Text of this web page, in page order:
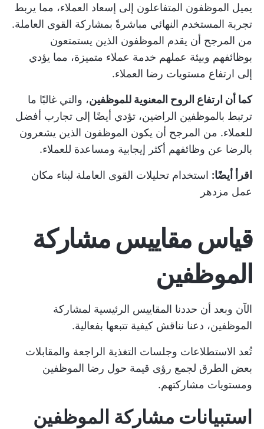
يميل الموظفون المتفاعلون إلى إسعاد العملاء، مما يربط
تجربة المستخدم النهائي مباشرةً بمشاركة القوى العاملة.
من المرجح أن يقدم الموظفون الذين يستمتعون
بوظائفهم وبيئة عملهم خدمة عملاء متميزة، مما يؤدي
إلى ارتفاع مستويات رضا العملاء.
كما أن ارتفاع الروح المعنوية للموظفين، والتي غالبًا ما
ترتبط بالموظفين الراضين، تؤدي أيضًا إلى تجارب أفضل
للعملاء. من المرجح أن يكون الموظفون الذين يشعرون
بالرضا عن وظائفهم أكثر إيجابية ومساعدة للعملاء.
اقرأ أيضًا: استخدام تحليلات القوى العاملة لبناء مكان
عمل مزدهر
قياس مقاييس مشاركة
الموظفين
الآن وبعد أن حددنا المقاييس الرئيسية لمشاركة
الموظفين، دعنا نناقش كيفية تتبعها بفعالية.
تُعد الاستطلاعات وجلسات التغذية الراجعة والمقابلات
بعض الطرق لجمع رؤى قيمة حول رضا الموظفين
ومستويات مشاركتهم.
استبيانات مشاركة الموظفين